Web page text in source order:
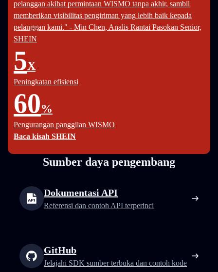
pelanggan akibat permintaan WISMO tanpa akhir, sambil
memberikan visibilitas pengiriman yang lebih baik kepada
pelanggan kami." - Min Chen, Analis Rantai Pasokan Senior,
SHEIN
5X
Peningkatan efisiensi
60%
Pengurangan panggilan WISMO
Baca kisah SHEIN
Sumber daya pengembang
Dokumentasi API
Referensi dan contoh API terperinci
GitHub
Jelajahi SDK sumber terbuka dan contoh kode